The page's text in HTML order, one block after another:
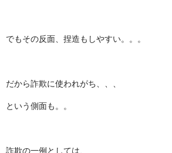
でもその反面、捏造もしやすい。。。
だから詐欺に使われがち、、、
という側面も。。
詐欺の一例としては、